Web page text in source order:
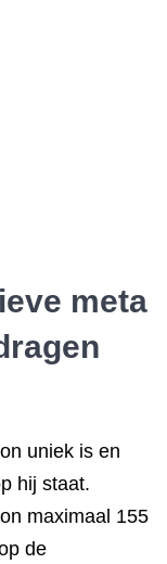
meta
uniek is en
hij staat.
maximaal 155
de